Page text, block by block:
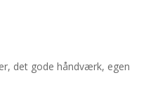
det gode håndværk, egen